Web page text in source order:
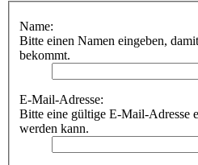
Name:
Bitte einen Namen eingeben,
bekommt.
E-Mail-Adresse:
Bitte eine gültige E-Mail-Adresse
werden kann.